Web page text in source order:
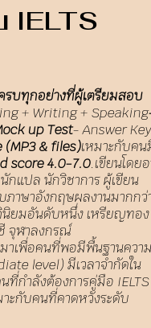
IELTS
รบทุกอย่างที่ผู้เตรียมสอบ
+ Writing + Speaking
up Test- Answer Key
& files)เหมาะกับค
score 4.0-7.0.เขียนโดย
กแปล นักวิชาการ ผู้เขียน
าษาอังกฤษผลงานมากกว่
นิยมอันดับหนึ่ง เหรียญทอง
จุฬาลงกรณ์
าเพื่อคนที่พอมีพื้นฐานควา
level) มีเวลาจำกัดใน
ที่กำลังต้องการคู่มือ IELTS
ะกับคนที่คาดหวังระดับ